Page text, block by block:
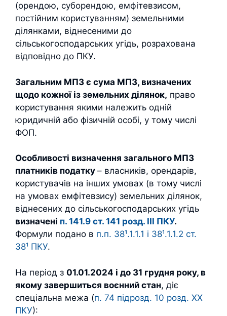
(орендою, суборендою, емфітевзисом,
постійним користуванням) земельними
ділянками, віднесеними до
сільськогосподарських угідь, розрахована
відповідно до ПКУ.
Загальним МПЗ є сума МПЗ, визначених
щодо кожної із земельних ділянок, право
користування якими належить одній
юридичній або фізичній особі, у тому числі
ФОП.
Особливості визначення загального МПЗ
платників податку – власників, орендарів,
користувачів на інших умовах (в тому числі
на умовах емфітевзису) земельних ділянок,
віднесених до сільськогосподарських угідь
визначені п. 141.9 ст. 141 розд. III ПКУ.
Формули подано в п.п. 38¹.1.1.1 і 38¹.1.1.2 ст.
38¹ ПКУ.
На період з 01.01.2024 і до 31 грудня року, в
якому завершиться воєнний стан, діє
спеціальна межа (п. 74 підрозд. 10 розд. ХХ
ПКУ):